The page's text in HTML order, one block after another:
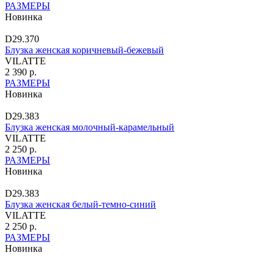
РАЗМЕРЫ
Новинка
D29.370
Блузка женская коричневый-бежевый
VILATTE
2 390 р.
РАЗМЕРЫ
Новинка
D29.383
Блузка женская молочный-карамельный
VILATTE
2 250 р.
РАЗМЕРЫ
Новинка
D29.383
Блузка женская белый-темно-синий
VILATTE
2 250 р.
РАЗМЕРЫ
Новинка